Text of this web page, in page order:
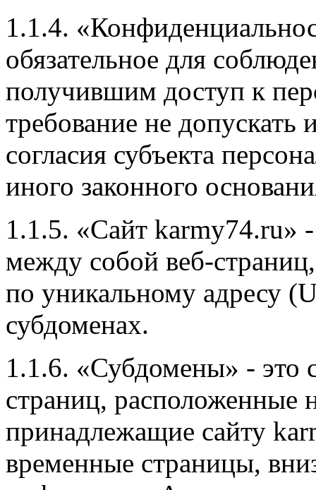
1.1.4.
обязательное для
получившим доступ к
требование не допускать
согласия субъекта
иного законного
1.1.5. «Сайт karmy74.ru»
между собой веб-
по уникальному адресу
субдоменах.
1.1.6. «Субдомены» - это
страниц, расположенные
принадлежащие сайту
временные страницы,